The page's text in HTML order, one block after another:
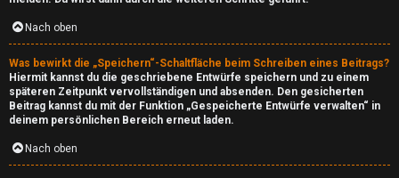
Nach oben
Was bewirkt die „Speichern“-Schaltfläche beim Schreiben eines Beitrags?
Hiermit kannst du die geschriebene Entwürfe speichern und zu einem
späteren Zeitpunkt vervollständigen und absenden. Den gesicherten
Beitrag kannst du mit der Funktion „Gespeicherte Entwürfe verwalten“ in
deinem persönlichen Bereich erneut laden.
Nach oben
n
↳
G